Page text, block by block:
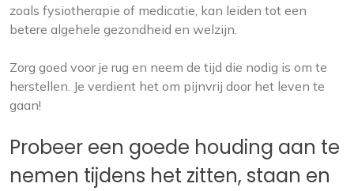
zoals fysiotherapie of medicatie, kan leiden tot een
betere algehele gezondheid en welzijn.
Zorg goed voor je rug en neem de tijd die nodig is om te
herstellen. Je verdient het om pijnvrij door het leven te
gaan!
Probeer een goede houding aan te
nemen tijdens het zitten, staan ​​en